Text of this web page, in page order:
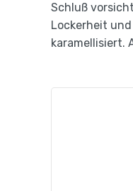
Schluß
Lockerheit
karamellisiert.